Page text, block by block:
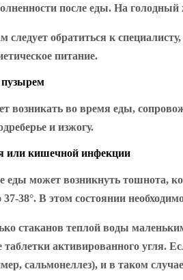
после еды. На
следует обратиться к
питание.
возникать во время еды,
и изжогу.
или кишечной инфекции
еды может возникнуть тошнота,
38°. В этом состоянии
стаканов теплой воды
активированного угля.
сальмонеллез), и в таком